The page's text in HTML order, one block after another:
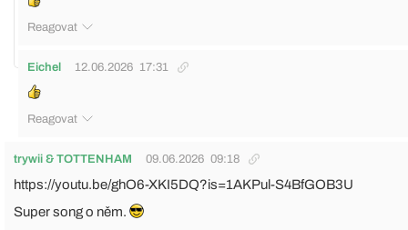
Reagovat
Eichel 12.06.2026 17:31
Reagovat
trywii & TOTTENHAM 09.06.2026 09:18
https://youtu.be/ghO6-XKI5DQ?is=1AKPul-S4BfGOB3U
Super song o něm.